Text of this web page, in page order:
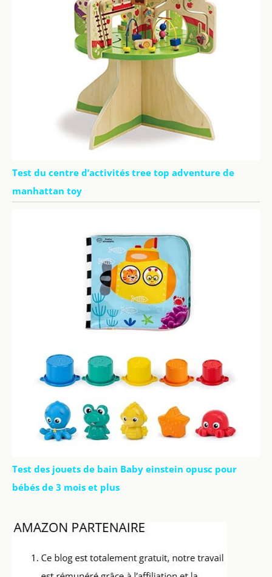
Test du centre d’activités tree top adventure de
manhattan toy
Test des jouets de bain Baby einstein opusc pour
bébés de 3 mois et plus